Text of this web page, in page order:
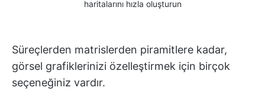
haritalarını hızla oluşturun
Süreçlerden matrislerden piramitlere kadar,
görsel grafiklerinizi özelleştirmek için birçok
seçeneğiniz vardır.